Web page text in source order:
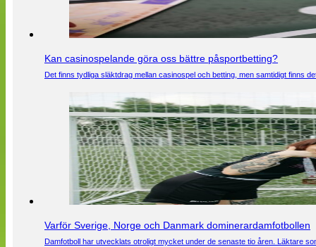
Kan casinospelande göra oss bättre påsportbetting?
Det finns tydliga släktdrag mellan casinospel och betting, men samtidigt finns
Varför Sverige, Norge och Danmark dominerardamfotbollen
Damfotboll har utvecklats otroligt mycket under de senaste tio åren. Läktare